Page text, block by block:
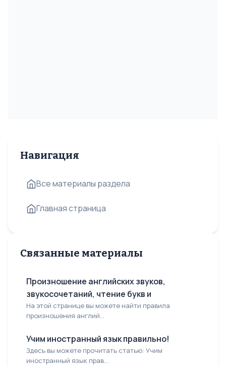
Навигация
Все материалы раздела
Главная страница
Связанные материалы
Произношение английских звуков,
звукосочетаний, чтение букв и
На этой странице вы можете найти правила
произношения англий...
Учим иностранный язык правильно!
Здесь вы можете прочитать статью: Учим
иностранный язык прав...